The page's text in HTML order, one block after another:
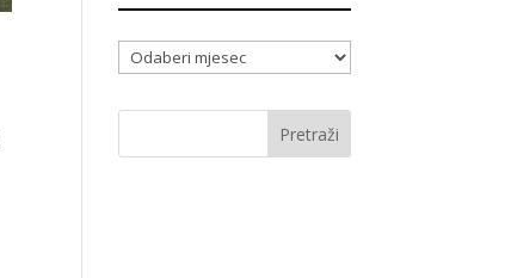
Arhiva